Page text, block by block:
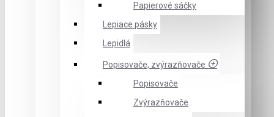
Papierové sáčky
Lepiace pásky
Lepidlá
Popisovače, zvýrazňovače
Popisovače
Zvýrazňovače